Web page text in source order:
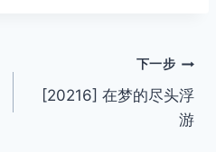
下一步
[20216] 在梦的尽头浮
游